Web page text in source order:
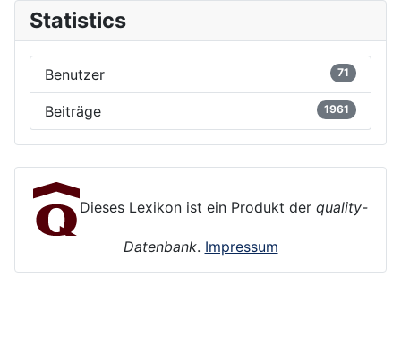
Statistics
Benutzer 71
Beiträge 1961
Dieses Lexikon ist ein Produkt der quality-
Datenbank. Impressum